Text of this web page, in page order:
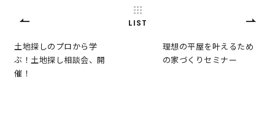
サイトマップ プライバシーポリシー
土地探しのプロから学
ぶ！土地探し相談会、開
催！
LIST
理想の平屋を叶えるため
の家づくりセミナー